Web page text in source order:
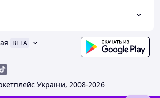
BETA
України, 2008-2026